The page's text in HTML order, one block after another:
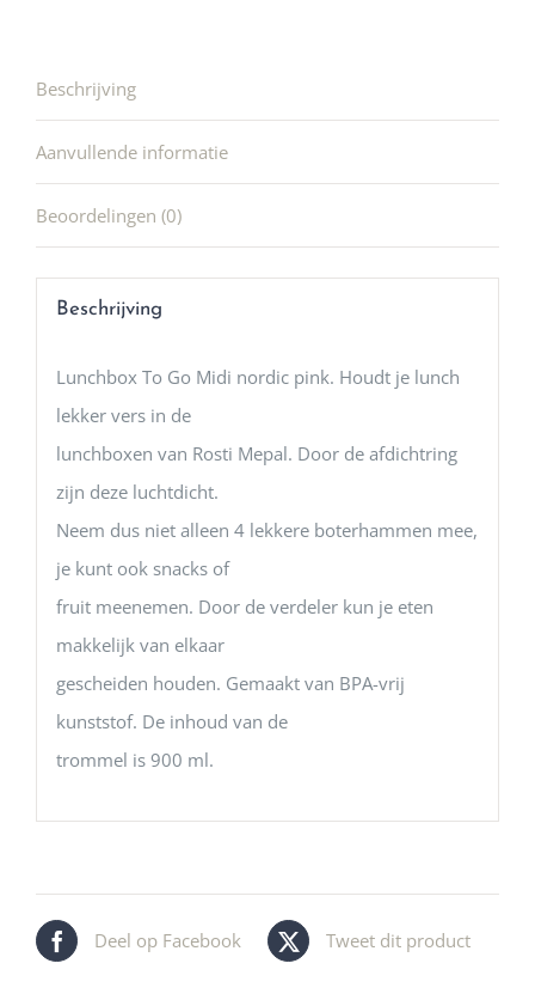
Beschrijving
Aanvullende informatie
Beoordelingen (0)
Beschrijving
Lunchbox To Go Midi nordic pink. Houdt je lunch
lekker vers in de
lunchboxen van Rosti Mepal. Door de afdichtring
zijn deze luchtdicht.
Neem dus niet alleen 4 lekkere boterhammen mee,
je kunt ook snacks of
fruit meenemen. Door de verdeler kun je eten
makkelijk van elkaar
gescheiden houden. Gemaakt van BPA-vrij
kunststof. De inhoud van de
trommel is 900 ml.
Deel op Facebook Tweet dit product